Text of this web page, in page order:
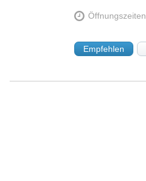
Öffnungszeiten
Empfehlen